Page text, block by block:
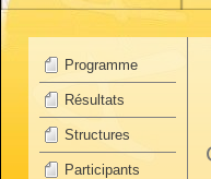
Programme
Résultats
Structures
Participants